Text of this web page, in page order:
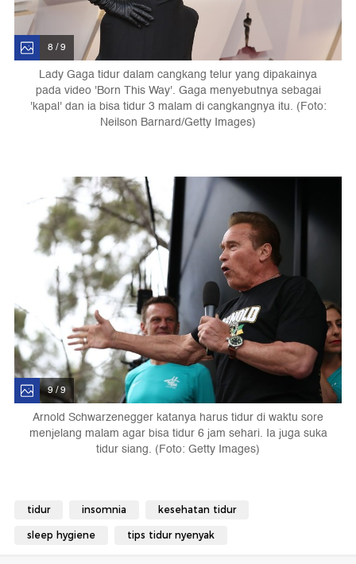
8 / 9
Lady Gaga tidur dalam cangkang telur yang dipakainya
pada video 'Born This Way'. Gaga menyebutnya sebagai
'kapal' dan ia bisa tidur 3 malam di cangkangnya itu. (Foto:
Neilson Barnard/Getty Images)
9 / 9
Arnold Schwarzenegger katanya harus tidur di waktu sore
menjelang malam agar bisa tidur 6 jam sehari. Ia juga suka
tidur siang. (Foto: Getty Images)
tidur insomnia kesehatan tidur
sleep hygiene tips tidur nyenyak